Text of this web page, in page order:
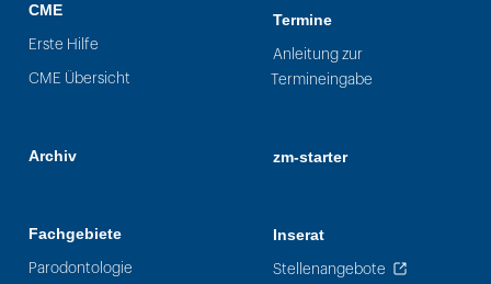
CME
Erste Hilfe
CME Übersicht
Archiv
Fachgebiete
Parodontologie
Termine
Anleitung zur
Termineingabe
zm-starter
Inserat
Stellenangebote